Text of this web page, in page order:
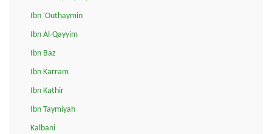
Ibn 'Outhaymin
Ibn Al-Qayyim
Ibn Baz
Ibn Karram
Ibn Kathir
Ibn Taymiyah
Kalbani